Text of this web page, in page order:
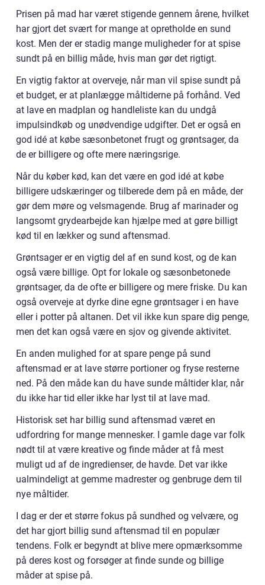
Prisen på mad har været stigende gennem årene, hvilket
har gjort det svært for mange at opretholde en sund
kost. Men der er stadig mange muligheder for at spise
sundt på en billig måde, hvis man gør det rigtigt.
En vigtig faktor at overveje, når man vil spise sundt på
et budget, er at planlægge måltiderne på forhånd. Ved
at lave en madplan og handleliste kan du undgå
impulsindkøb og unødvendige udgifter. Det er også en
god idé at købe sæsonbetonet frugt og grøntsager, da
de er billigere og ofte mere næringsrige.
Når du køber kød, kan det være en god idé at købe
billigere udskæringer og tilberede dem på en måde, der
gør dem møre og velsmagende. Brug af marinader og
langsomt grydearbejde kan hjælpe med at gøre billigt
kød til en lækker og sund aftensmad.
Grøntsager er en vigtig del af en sund kost, og de kan
også være billige. Opt for lokale og sæsonbetonede
grøntsager, da de ofte er billigere og mere friske. Du kan
også overveje at dyrke dine egne grøntsager i en have
eller i potter på altanen. Det vil ikke kun spare dig penge,
men det kan også være en sjov og givende aktivitet.
En anden mulighed for at spare penge på sund
aftensmad er at lave større portioner og fryse resterne
ned. På den måde kan du have sunde måltider klar, når
du ikke har tid eller ikke har lyst til at lave mad.
Historisk set har billig sund aftensmad været en
udfordring for mange mennesker. I gamle dage var folk
nødt til at være kreative og finde måder at få mest
muligt ud af de ingredienser, de havde. Det var ikke
ualmindeligt at gemme madrester og genbruge dem til
nye måltider.
I dag er der et større fokus på sundhed og velvære, og
det har gjort billig sund aftensmad til en populær
tendens. Folk er begyndt at blive mere opmærksomme
på deres kost og forsøger at finde sunde og billige
måder at spise på.